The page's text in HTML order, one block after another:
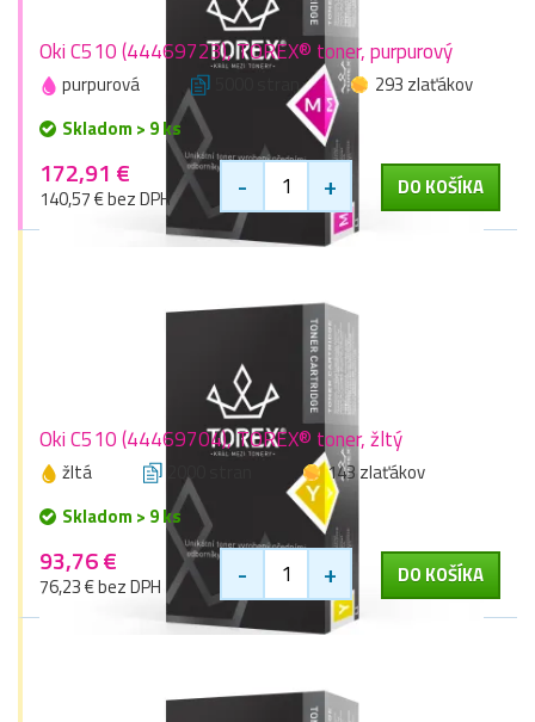
Oki C510 (44469723), TOREX® toner, purpurový
purpurová 5000 stran
293 zlaťákov
Skladom > 9 ks
172,91 €
140,57 € bez DPH - + DO KOŠÍKA
Oki C510 (44469704), TOREX® toner, žltý
žltá 2000 stran
143 zlaťákov
Skladom > 9 ks
93,76 €
76,23 € bez DPH - + DO KOŠÍKA